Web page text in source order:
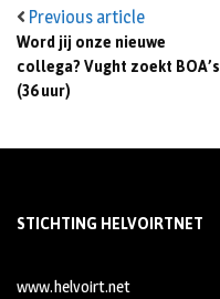
Previous article
Word jij onze nieuwe
collega? Vught zoekt BOA’s
(36 uur)
STICHTING HELVOIRTNET
www.helvoirt.net